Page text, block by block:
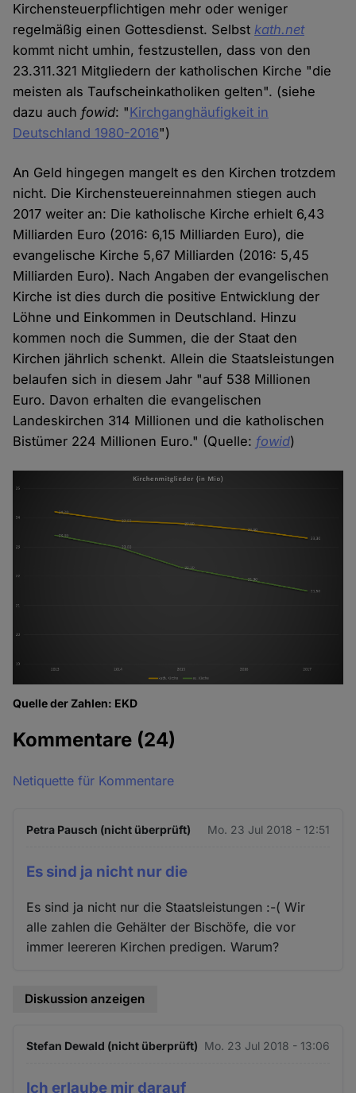
Kirchensteuerpflichtigen mehr oder weniger
regelmäßig einen Gottesdienst. Selbstkath.net
kommt nicht umhin, festzustellen, dass von den
23.311.321 Mitgliedern der katholischen Kirche "die
meisten als Taufscheinkatholiken gelten". (siehe
dazu auch fowid: "Kirchganghäufigkeit in
Deutschland 1980-2016")
An Geld hingegen mangelt es den Kirchen trotzdem
nicht. Die Kirchensteuereinnahmen stiegen auch
2017 weiter an: Die katholische Kirche erhielt 6,43
Milliarden Euro (2016: 6,15 Milliarden Euro), die
evangelische Kirche 5,67 Milliarden (2016: 5,45
Milliarden Euro). Nach Angaben der evangelischen
Kirche ist dies durch die positive Entwicklung der
Löhne und Einkommen in Deutschland. Hinzu
kommen noch die Summen, die der Staat den
Kirchen jährlich schenkt. Allein die Staatsleistungen
belaufen sich in diesem Jahr "auf 538 Millionen
Euro. Davon erhalten die evangelischen
Landeskirchen 314 Millionen und die katholischen
Bistümer 224 Millionen Euro." (Quelle: fowid)
Quelle der Zahlen: EKD
Kommentare (24)
Netiquette für Kommentare
Petra Pausch (nicht überprüft) Mo. 23 Jul 2018 - 12:51
Es sind ja nicht nur die
Es sind ja nicht nur die Staatsleistungen :-( Wir
alle zahlen die Gehälter der Bischöfe, die vor
immer leereren Kirchen predigen. Warum?
Diskussion anzeigen
Stefan Dewald (nicht überprüft) Mo. 23 Jul 2018 - 13:06
Ich erlaube mir darauf